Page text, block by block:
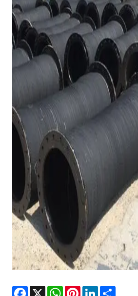
Facebook
X WhatsAppPinterestLinkedIn